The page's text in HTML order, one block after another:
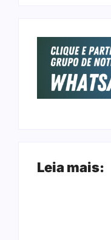
Leia mais: